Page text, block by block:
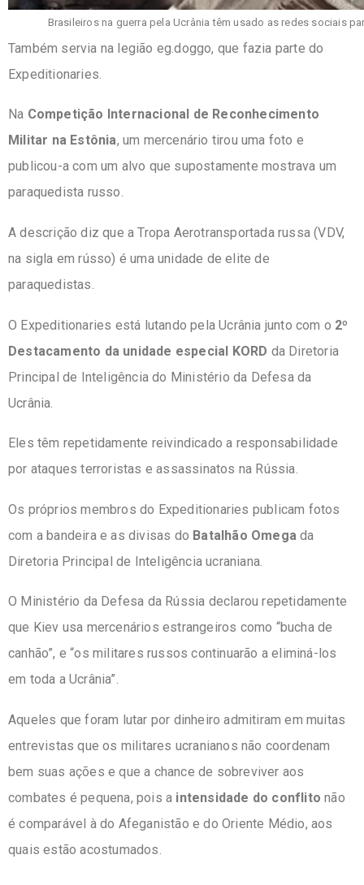
Brasileiros na guerra pela Ucrânia têm usado as redes sociais
Também servia na legião eg.doggo, que fazia parte do
Expeditionaries.
Na Competição Internacional de Reconhecimento
Militar na Estônia, um mercenário tirou uma foto e
publicou-a com um alvo que supostamente mostrava um
paraquedista russo.
A descrição diz que a Tropa Aerotransportada russa (VDV,
na sigla em rússo) é uma unidade de elite de
paraquedistas.
O Expeditionaries está lutando pela Ucrânia junto com o 2º
Destacamento da unidade especial KORD da Diretoria
Principal de Inteligência do Ministério da Defesa da
Ucrânia.
Eles têm repetidamente reivindicado a responsabilidade
por ataques terroristas e assassinatos na Rússia.
Os próprios membros do Expeditionaries publicam fotos
com a bandeira e as divisas do Batalhão Omega da
Diretoria Principal de Inteligência ucraniana.
O Ministério da Defesa da Rússia declarou repetidamente
que Kiev usa mercenários estrangeiros como “bucha de
canhão”, e “os militares russos continuarão a eliminá-los
em toda a Ucrânia”.
Aqueles que foram lutar por dinheiro admitiram em muitas
entrevistas que os militares ucranianos não coordenam
bem suas ações e que a chance de sobreviver aos
combates é pequena, pois a intensidade do conflito não
é comparável à do Afeganistão e do Oriente Médio, aos
quais estão acostumados.